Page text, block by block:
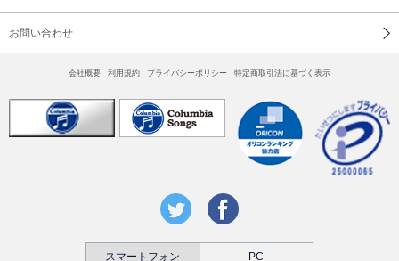
お問い合わせ
会社概要 利用規約 プライバシーポリシー 特定商取引法に基づく表示
スマートフォン PC